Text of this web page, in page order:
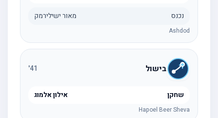
נכנס מאור ישילירמק
Ashdod
בישול 41
'
שחקן אילון אלמוג
Hapoel Beer Sheva